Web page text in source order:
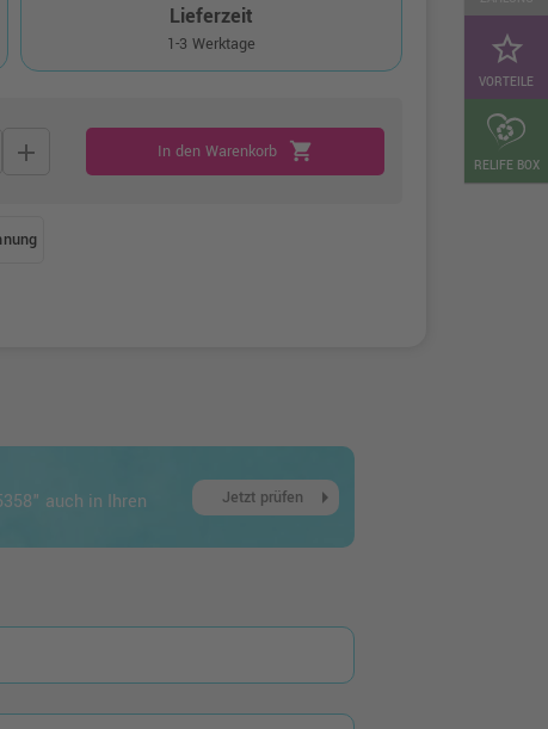
star_border
VORTEILE
RELIFE BOX
Lieferzeit
1-3 Werktage
add In den Warenkorb shopping_cart
auch in Ihren
Jetzt prüfen arrow_right